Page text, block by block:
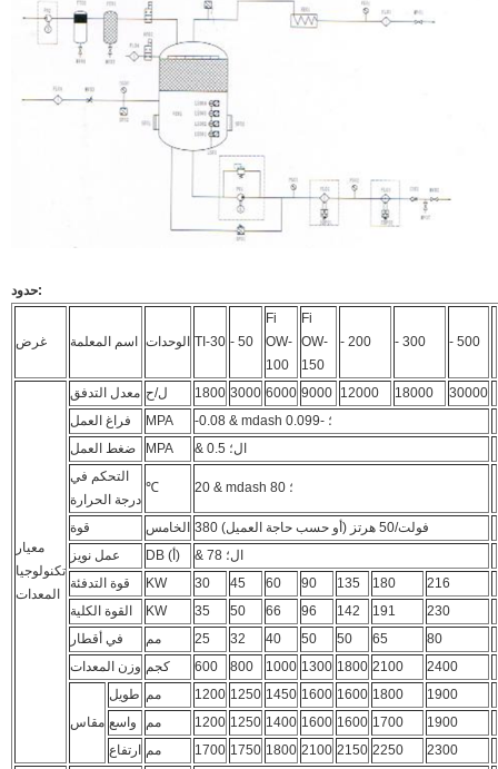
حدود:
غرض اسم المعلمة الوحدات TI-30 - 50
Fi
OW-
100
Fi
OW-
150
- 200 - 300 - 500
معيار
تكنولوجيا
المعدات
معدل التدفق ل/ح 1800 3000 6000 9000 12000 18000
30000
فراغ العمل
MPA
-0.08 & mdash ؛ -0.099
ضغط العمل
MPA
& ال؛ 0.5
التحكم في
درجة الحرارة
℃ 20 & mdash ؛ 80
قوة الخامس
380 فولت/50 هرتز (أو حسب حاجة العميل)
عمل نويز
DB (أ)
& ال؛ 78
قوة التدفئة
KW 30 45 60 90 135 180
216
القوة الكلية
KW 35 50 66 96 142 191
230
في أقطار
مم 25 32 40 50 50 65
80
وزن المعدات كجم 600 800 1000 1300 1800 2100 2400
مقاس
طويل مم 1200 1250 1450 1600 1600 1800
1900
واسع
مم 1200 1250 1400 1600 1600 1700
1900
ارتفاع
مم 1700 1750 1800 2100 2150 2250 2300